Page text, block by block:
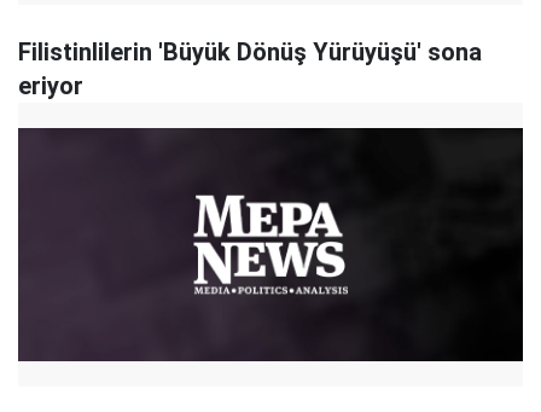
Filistinlilerin 'Büyük Dönüş Yürüyüşü' sona
eriyor